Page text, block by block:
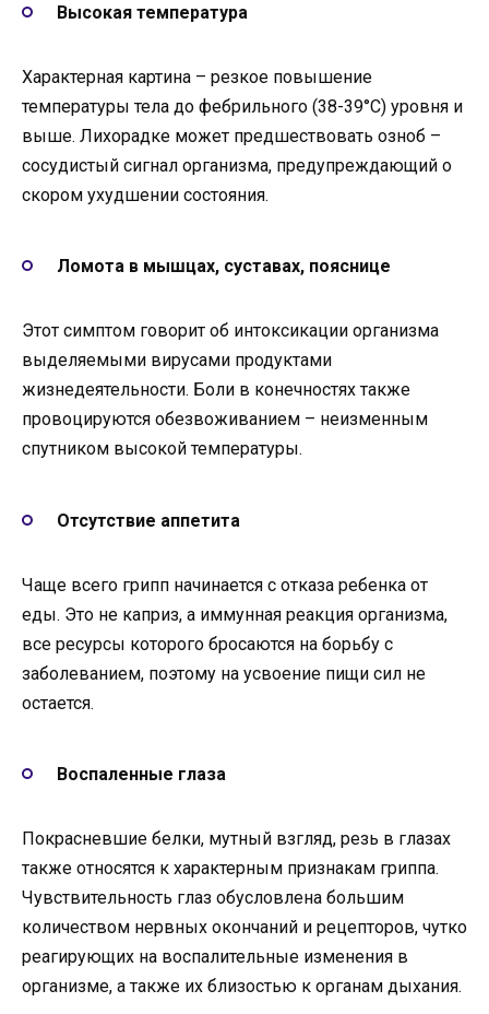
Высокая температура
Характерная картина – резкое повышение
температуры тела до фебрильного (38-39°С) уровня и
выше. Лихорадке может предшествовать озноб –
сосудистый сигнал организма, предупреждающий о
скором ухудшении состояния.
Ломота в мышцах, суставах, пояснице
Этот симптом говорит об интоксикации организма
выделяемыми вирусами продуктами
жизнедеятельности. Боли в конечностях также
провоцируются обезвоживанием – неизменным
спутником высокой температуры.
Отсутствие аппетита
Чаще всего грипп начинается с отказа ребенка от
еды. Это не каприз, а иммунная реакция организма,
все ресурсы которого бросаются на борьбу с
заболеванием, поэтому на усвоение пищи сил не
остается.
Воспаленные глаза
Покрасневшие белки, мутный взгляд, резь в глазах
также относятся к характерным признакам гриппа.
Чувствительность глаз обусловлена большим
количеством нервных окончаний и рецепторов, чутко
реагирующих на воспалительные изменения в
организме, а также их близостью к органам дыхания.